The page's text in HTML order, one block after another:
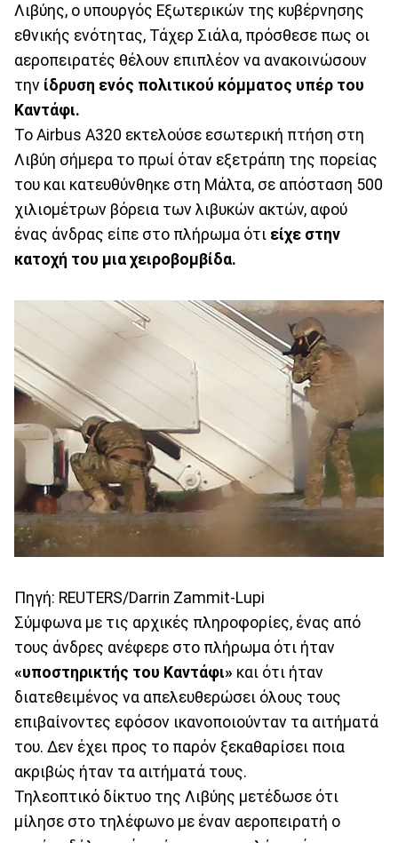
Λιβύης, ο υπουργός Εξωτερικών της κυβέρνησης
εθνικής ενότητας, Τάχερ Σιάλα, πρόσθεσε πως οι
αεροπειρατές θέλουν επιπλέον να ανακοινώσουν
την ίδρυση ενός πολιτικού κόμματος υπέρ του
Καντάφι.
Το Airbus A320 εκτελούσε εσωτερική πτήση στη
Λιβύη σήμερα το πρωί όταν εξετράπη της πορείας
του και κατευθύνθηκε στη Μάλτα, σε απόσταση 500
χιλιομέτρων βόρεια των λιβυκών ακτών, αφού
ένας άνδρας είπε στο πλήρωμα ότι είχε στην
κατοχή του μια χειροβομβίδα.
Πηγή: REUTERS/Darrin Zammit-Lupi
Σύμφωνα με τις αρχικές πληροφορίες, ένας από
τους άνδρες ανέφερε στο πλήρωμα ότι ήταν
«υποστηρικτής του Καντάφι» και ότι ήταν
διατεθειμένος να απελευθερώσει όλους τους
επιβαίνοντες εφόσον ικανοποιούνταν τα αιτήματά
του. Δεν έχει προς το παρόν ξεκαθαρίσει ποια
ακριβώς ήταν τα αιτήματά τους.
Τηλεοπτικό δίκτυο της Λιβύης μετέδωσε ότι
μίλησε στο τηλέφωνο με έναν αεροπειρατή ο